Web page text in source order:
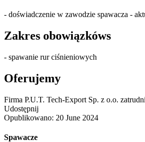
- doświadczenie w zawodzie spawacza -
Zakres obowiązkóws
- spawanie rur ciśnieniowych
Oferujemy
Firma P.U.T. Tech-Export Sp. z o.o.
Udostępnij
Opublikowano: 20 June 2024
Spawacze